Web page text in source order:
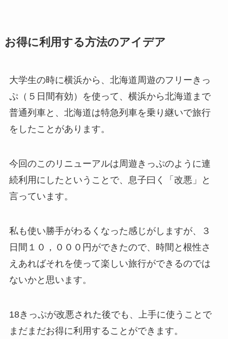
お得に利用する方法のアイデア
大学生の時に横浜から、北海道周遊のフリーきっ
ぷ（５日間有効）を使って、横浜から北海道まで
普通列車と、北海道は特急列車を乗り継いで旅行
をしたことがあります。
今回のこのリニューアルは周遊きっぷのように連
続利用にしたということで、息子曰く「改悪」と
言っています。
私も使い勝手がわるくなった感じがしますが、３
日間１０，０００円ができたので、時間と根性さ
えあればそれを使って楽しい旅行ができるのでは
ないかと思います。
18きっぷが改悪された後でも、上手に使うことで
まだまだお得に利用することができます。